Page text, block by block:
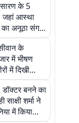
के 5
जहां आस्था
अनूठा संगम,
के
में भीषण
में दिखी
बनने का
शर्मा ने
में किया